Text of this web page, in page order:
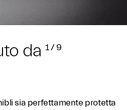
da 1/9
sia perfettamente protetta